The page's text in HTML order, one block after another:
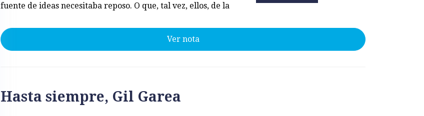
fuente de ideas necesitaba reposo. O que, tal vez, ellos, de la
Ver nota
Hasta siempre, Gil Garea